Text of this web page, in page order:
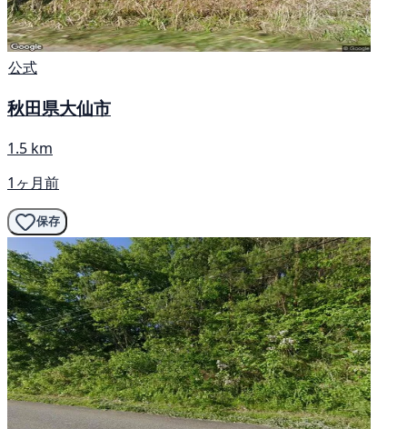
公式
秋田県大仙市
1.5 km
1ヶ月前
保存